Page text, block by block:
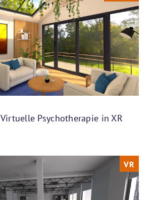
Psychotherapie in XR
VR